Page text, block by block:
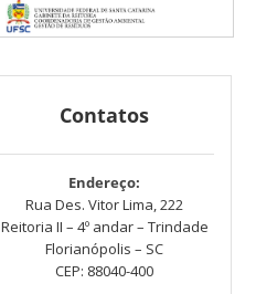
Contatos
Endereço:
Rua Des. Vitor Lima, 222
Reitoria II – 4º andar – Trindade
Florianópolis – SC
CEP: 88040-400